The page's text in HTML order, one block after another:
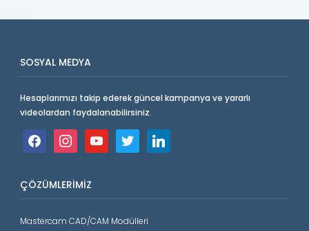
SOSYAL MEDYA
Hesaplarımızı takip ederek güncel kampanya ve yararlı
videolardan faydalanabilirsiniz.
facebookinstagramyoutube twitter linkedin
ÇÖZÜMLERIMIZ
Mastercam CAD/CAM Modülleri